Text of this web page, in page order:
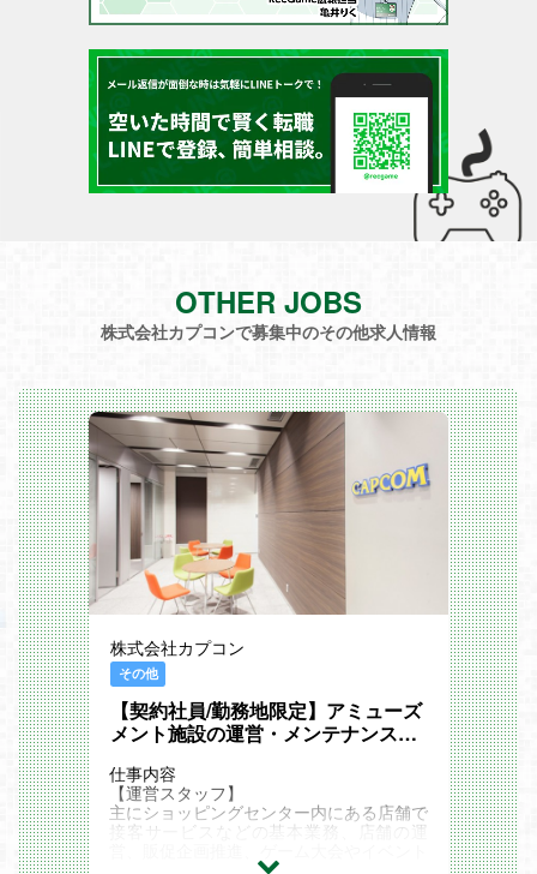
OTHER JOBS
株式会社カプコンで募集中のその他求人情報
株式会社カプコン
その他
【契約社員/勤務地限定】アミューズ
メント施設の運営・メンテナンスス
仕事内容
【運営スタッフ】
主にショッピングセンター内にある店舗で
接客サービスなどの基本業務、店舗の運